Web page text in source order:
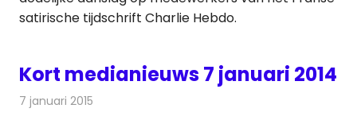
satirische tijdschrift Charlie Hebdo.
Kort medianieuws 7 januari 2014
7 januari 2015